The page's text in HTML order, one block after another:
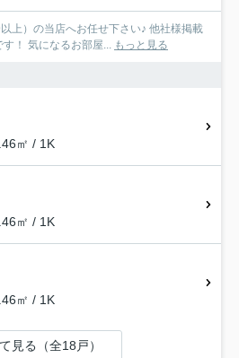
上）の当店へお任せ下さい♪ 他社様掲載
！ 気になるお部屋... もっと見る
㎡ / 1K
㎡ / 1K
㎡ / 1K
見る（全18戸）